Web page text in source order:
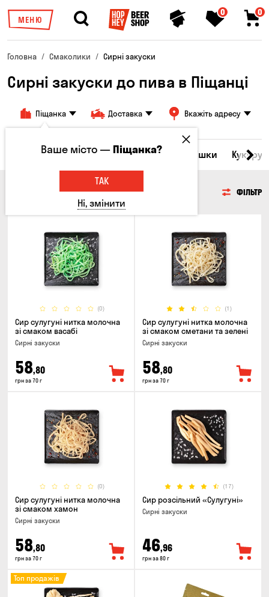
МЕНЮ
0 0
Головна Смаколики Сирні закуски
Сирні закуски до пива в Піщанці
Піщанка Доставка Вкажіть адресу
Морепродукти Сирні закуски Горішки
СИРНІ ЗАКУСКИ ФІЛЬТР
(0)
Сир сулугуні нитка молочна
зі смаком васабі
Сирні закуски
58,80
грн за 70 г
(1)
Сир сулугуні нитка молочна
зі смаком сметани та зелені
Сирні закуски
58,80
грн за 70 г
(0)
Сир сулугуні нитка молочна
зі смаком хамон
Сирні закуски
58,80
грн за 70 г
(17)
Сир розсільний «Сулугуні»
Сирні закуски
46,96
грн за 80 г
Топ продажів
Ваше місто —Піщанка?
ТАК
Ні, змінити